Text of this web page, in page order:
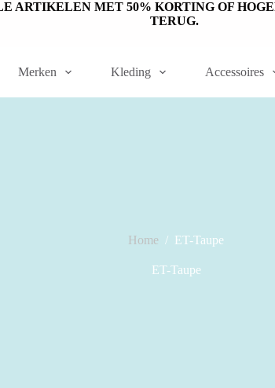
ARTIKELEN MET 50% KORTING OF
TERUG.
Merken Kleding Accessoires
Home / ET-Taupe
ET-Taupe